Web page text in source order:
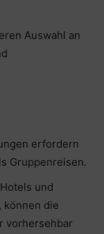
Auswahl an
erfordern
Gruppenreisen.
und
können die
vorhersehbar